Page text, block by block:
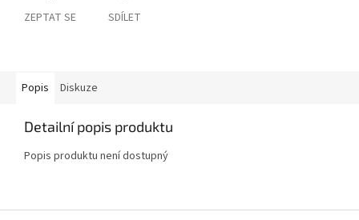
ZEPTAT SE SDÍLET
Popis Diskuze
Detailní popis produktu
Popis produktu není dostupný